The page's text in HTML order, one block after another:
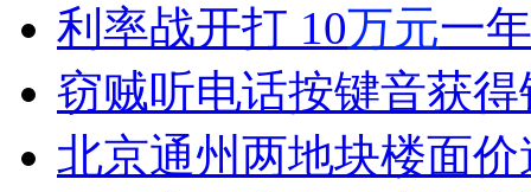
女孩北京地铁殴打老人 痛下狠手拳打脚踢
无痛分娩是否安全 医生回应
利率战开打 10万元一
窃贼听电话按键音获
北京通州两地块楼面价